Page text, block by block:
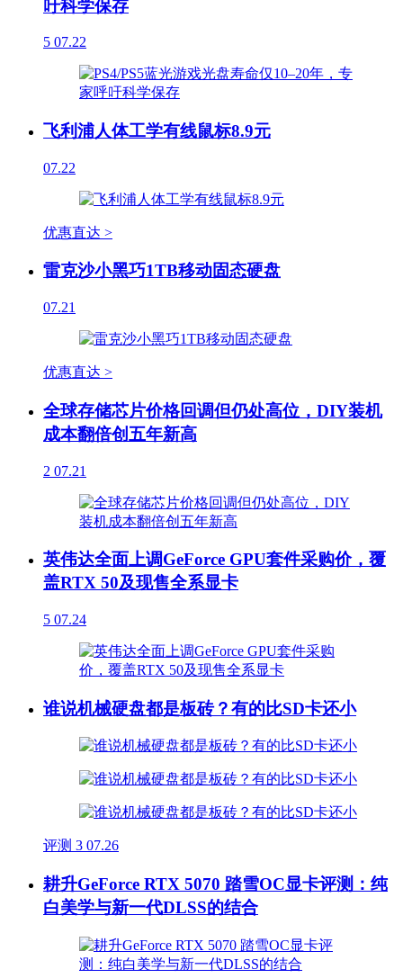
吁科学保存
5 07.22
飞利浦人体工学有线鼠标8.9元
07.22
优惠直达 >
雷克沙小黑巧1TB移动固态硬盘
07.21
优惠直达 >
全球存储芯片价格回调但仍处高位，DIY装机
成本翻倍创五年新高
2 07.21
英伟达全面上调GeForce GPU套件采购价，覆
盖RTX 50及现售全系显卡
5 07.24
谁说机械硬盘都是板砖？有的比SD卡还小
评测 3 07.26
耕升GeForce RTX 5070 踏雪OC显卡评测：纯
白美学与新一代DLSS的结合